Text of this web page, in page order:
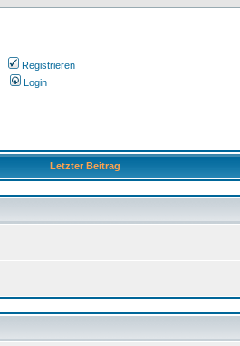
Registrieren
Login
Letzter Beitrag